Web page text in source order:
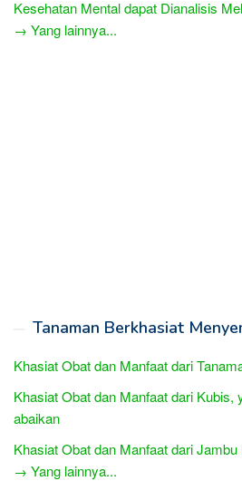
Kesehatan Mental dapat Dianalisis
→ Yang lainnya...
Tanaman Berkhasiat
Khasiat Obat dan Manfaat dari
Khasiat Obat dan Manfaat dari Kubis,
abaikan
Khasiat Obat dan Manfaat dari
→ Yang lainnya...